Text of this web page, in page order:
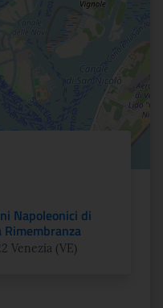
Napoleonici di
Rimembranza
Venezia (VE)